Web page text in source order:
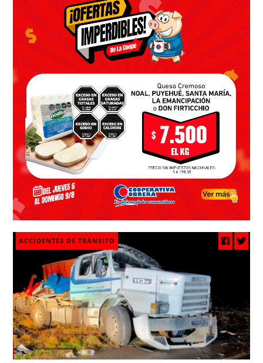
ACCIDENTES DE TRÁNSITO